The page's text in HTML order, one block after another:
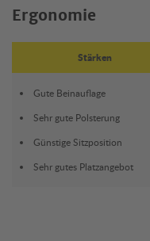
Ergonomie
Stärken
Gute Beinauflage
Sehr gute Polsterung
Günstige Sitzposition
Sehr gutes Platzangebot